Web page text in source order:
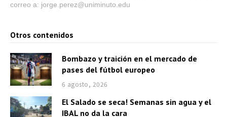
correo a: jorge.perez@uniminuto.edu
Otros contenidos
Bombazo y traición en el mercado de
pases del fútbol europeo
6 agosto, 2026
El Salado se seca! Semanas sin agua y el
IBAL no da la cara